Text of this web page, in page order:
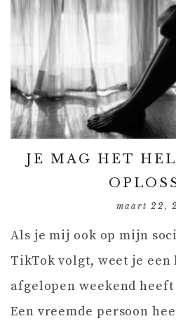
JE MAG HET
maart 22,
Als je mij ook op mijn
TikTok volgt, weet je
afgelopen weekend
Een vreemde persoon